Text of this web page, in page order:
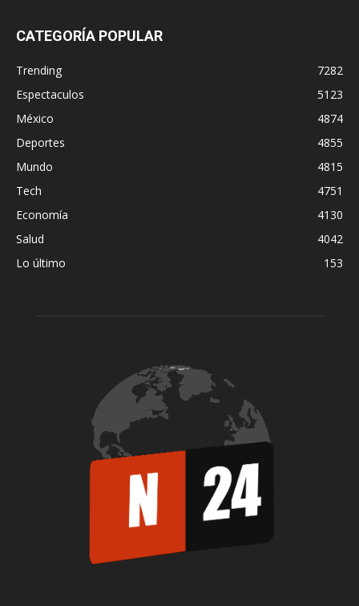
CATEGORÍA POPULAR
Trending
7282
Espectaculos
5123
México
4874
Deportes
4855
Mundo
4815
Tech
4751
Economía
4130
Salud
4042
Lo último
153